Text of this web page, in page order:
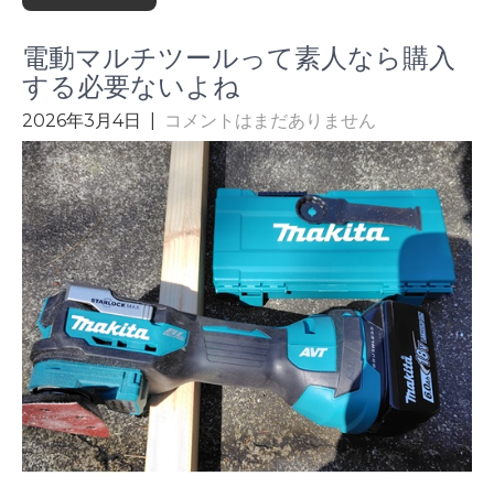
電動マルチツールって素人なら購入
する必要ないよね
2026年3月4日 コメントはまだありません